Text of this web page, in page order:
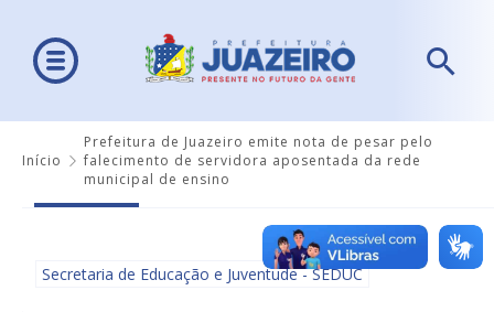
Início
Prefeitura de Juazeiro emite nota de pesar pelo
falecimento de servidora aposentada da rede
municipal de ensino
Secretaria de Educação e Juventude - SEDUC